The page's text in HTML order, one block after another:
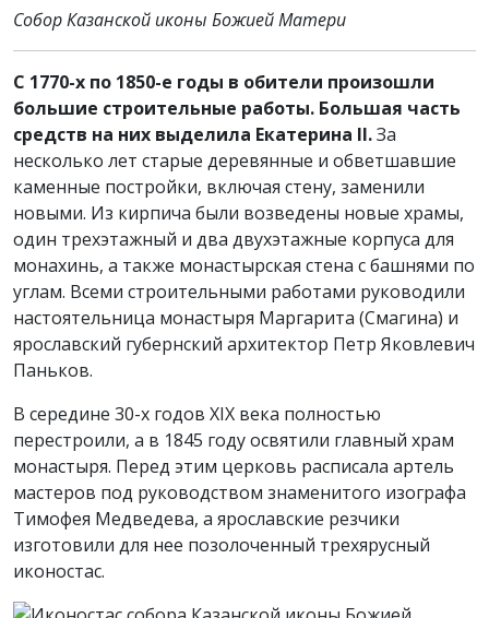
Собор Казанской иконы Божией Матери
С 1770-х по 1850-е годы в обители произошли
большие строительные работы. Большая часть
средств на них выделила Екатерина II.За
несколько лет старые деревянные и обветшавшие
каменные постройки, включая стену, заменили
новыми. Из кирпича были возведены новые храмы,
один трехэтажный и два двухэтажные корпуса для
монахинь, а также монастырская стена с башнями по
углам. Всеми строительными работами руководили
настоятельница монастыря Маргарита (Смагина) и
ярославский губернский архитектор Петр Яковлевич
Паньков.
В середине 30-х годов XIX века полностью
перестроили, а в 1845 году освятили главный храм
монастыря. Перед этим церковь расписала артель
мастеров под руководством знаменитого изографа
Тимофея Медведева, а ярославские резчики
изготовили для нее позолоченный трехярусный
иконостас.